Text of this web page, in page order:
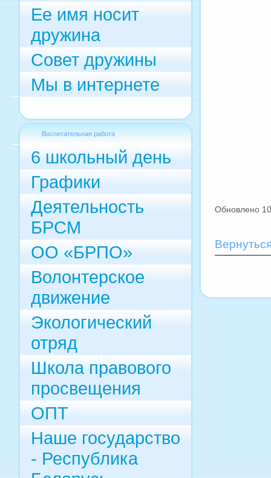
Ее имя носит
дружина
Совет дружины
Мы в интернете
Воспитательная работа
6 школьный день
Графики
Деятельность
БРСМ
ОО «БРПО»
Волонтерское
движение
Экологический
отряд
Школа правового
просвещения
ОПТ
Наше государство
- Республика
Обновлено